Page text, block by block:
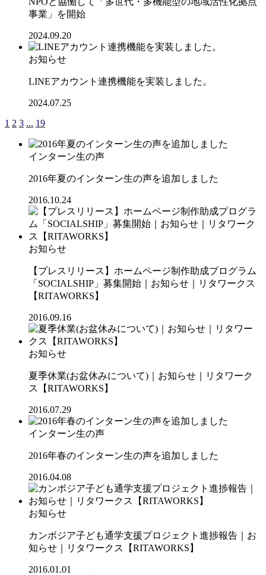
事業」を開始
2024.09.20
お知らせ
LINEアカウント連携機能を実装しました。
2024.07.25
1 2 3 ... 19
インターン生の声
2016年夏のインターン生の声を追加しました
2016.10.24
お知らせ
【プレスリリース】ホームページ制作助成プログラム
「SOCIALSHIP」募集開始｜お知らせ｜リタワークス
【RITAWORKS】
2016.09.16
お知らせ
夏季休業(お盆休みについて)｜お知らせ｜リタワーク
ス【RITAWORKS】
2016.07.29
インターン生の声
2016年春のインターン生の声を追加しました
2016.04.08
お知らせ
カンボジア子ども通学支援プロジェクト進捗報告｜お
知らせ｜リタワークス【RITAWORKS】
2016.01.01